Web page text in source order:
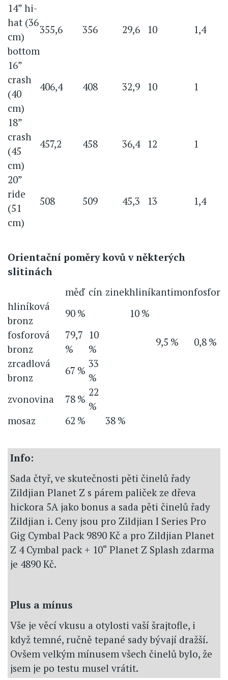
14” hi-
hat (36
cm)
bottom
355,6 356 29,6 10 1,4
16”
crash
(40
cm)
406,4 408 32,9 10 1
18”
crash
(45
cm)
457,2 458 36,4 12 1
20”
ride
(51
cm)
508 509 45,3 13 1,4
Orientační poměry kovů v některých
slitinách
měď cín zinekhliníkantimonfosfor
hliníková
bronz
90 %
10 %
fosforová
bronz
79,7
%
10
%
9,5 %
0,8 %
zrcadlová
bronz
67 %
33
%
zvonovina
78 %
22
%
mosaz
62 % 38 %
Info:
Sada čtyř, ve skutečnosti pěti činelů řady
Zildjian Planet Z s párem paliček ze dřeva
hickora 5A jako bonus a sada pěti činelů řady
Zildjian i. Ceny jsou pro Zildjian I Series Pro
Gig Cymbal Pack 9890 Kč a pro Zildjian Planet
Z 4 Cymbal pack + 10“ Planet Z Splash zdarma
je 4890 Kč.
Plus a mínus
Vše je věcí vkusu a otylosti vaší šrajtofle, i
když temné, ručně tepané sady bývají dražší.
Ovšem velkým mínusem všech činelů bylo, že
jsem je po testu musel vrátit.